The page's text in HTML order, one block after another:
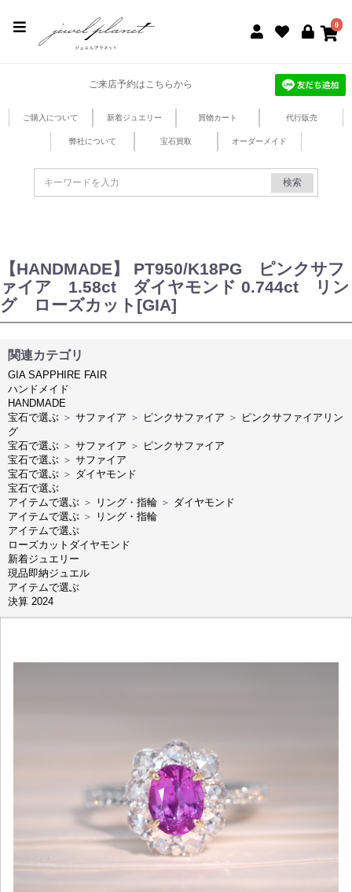
0
ご来店予約はこちらから
ご購入について 新着ジュエリー 買物カート 代行販売
弊社について 宝石買取 オーダーメイド
検索
【HANDMADE】 PT950/K18PG ピンクサフ
ァイア 1.58ct ダイヤモンド 0.744ct リン
グ ローズカット[GIA]
関連カテゴリ
GIA SAPPHIRE FAIR
ハンドメイド
HANDMADE
宝石で選ぶ ＞ サファイア ＞ ピンクサファイア ＞ ピンクサファイアリン
グ
宝石で選ぶ ＞ サファイア ＞ ピンクサファイア
宝石で選ぶ ＞ サファイア
宝石で選ぶ ＞ ダイヤモンド
宝石で選ぶ
アイテムで選ぶ ＞ リング・指輪 ＞ ダイヤモンド
アイテムで選ぶ ＞
リング・指輪
アイテムで選ぶ
ローズカットダイヤモンド
新着ジュエリー
現品即納ジュエル
アイテムで選ぶ
決算 2024